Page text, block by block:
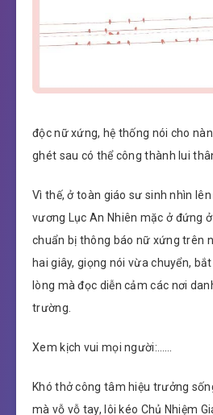
độc nữ xứng, hệ thống nói cho
ghét sau có thể công thành lui
Vì thế, ở toàn giáo sư sinh nhìn
vương Lục An Nhiên mặc ở đứng
chuẩn bị thông báo nữ xứng trên
hai giây, giọng nói vừa chuyển,
lòng mà đọc diễn cảm các nơi
trường.
Xem kịch vui mọi người:……
Khó thở công tâm hiệu trưởng
mà vỗ vỗ tay, lôi kéo Chủ Nhiệm